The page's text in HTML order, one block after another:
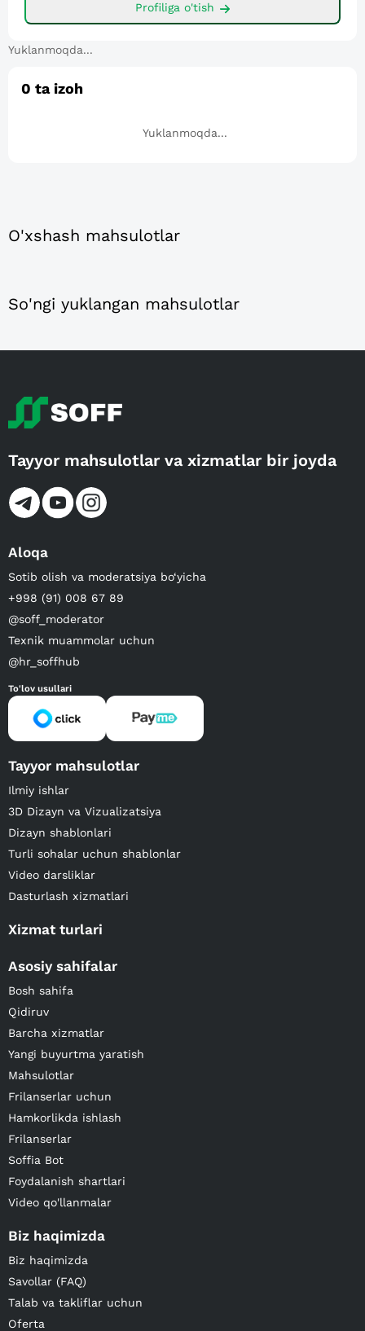
Profiliga o'tish
Yuklanmoqda...
0 ta izoh
Yuklanmoqda...
O'xshash mahsulotlar
So'ngi yuklangan mahsulotlar
Tayyor mahsulotlar va xizmatlar bir joyda
Aloqa
Sotib olish va moderatsiya bo‘yicha
+998 (91) 008 67 89
@soff_moderator
Texnik muammolar uchun
@hr_soffhub
To'lov usullari
Tayyor mahsulotlar
Ilmiy ishlar
3D Dizayn va Vizualizatsiya
Dizayn shablonlari
Turli sohalar uchun shablonlar
Video darsliklar
Dasturlash xizmatlari
Xizmat turlari
Asosiy sahifalar
Bosh sahifa
Qidiruv
Barcha xizmatlar
Yangi buyurtma yaratish
Mahsulotlar
Frilanserlar uchun
Hamkorlikda ishlash
Frilanserlar
Soffia Bot
Foydalanish shartlari
Video qo'llanmalar
Biz haqimizda
Biz haqimizda
Savollar (FAQ)
Talab va takliflar uchun
Oferta